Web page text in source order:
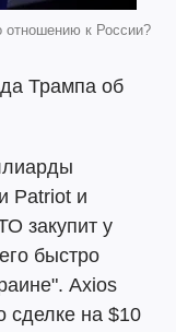
отношению к России?
Трампа об
Patriot и
закупит у
быстро
Axios
сделке на $10